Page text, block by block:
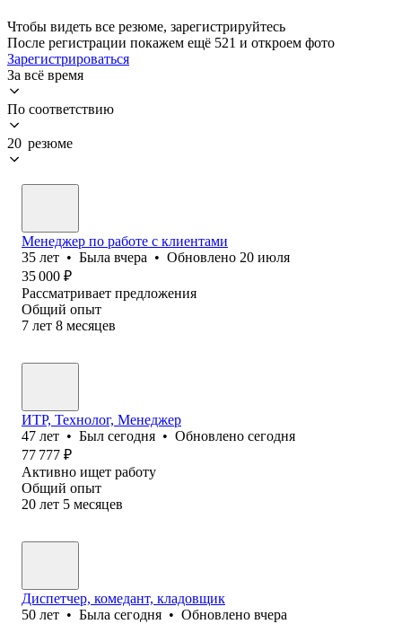
Чтобы видеть все резюме, зарегистрируйтесь
После регистрации покажем ещё 521 и откроем фото
Зарегистрироваться
За всё время
По соответствию
20 резюме
Менеджер по работе с клиентами
35 лет • Была вчера • Обновлено 20 июля
35 000 ₽
Рассматривает предложения
Общий опыт
7 лет 8 месяцев
ИТР, Технолог, Менеджер
47 лет • Был сегодня • Обновлено сегодня
77 777 ₽
Активно ищет работу
Общий опыт
20 лет 5 месяцев
Диспетчер, комедант, кладовщик
50 лет • Была сегодня • Обновлено вчера